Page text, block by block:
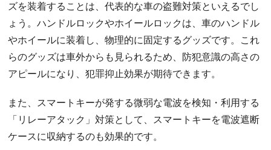
ズを装着することは、代表的な車の盗難対策といえるでし
ょう。ハンドルロックやホイールロックは、車のハンドル
やホイールに装着し、物理的に固定するグッズです。これ
らのグッズは車外からも見られるため、防犯意識の高さの
アピールになり、犯罪抑止効果が期待できます。
また、スマートキーが発する微弱な電波を検知・利用する
「リレーアタック」対策として、スマートキーを電波遮断
ケースに収納するのも効果的です。